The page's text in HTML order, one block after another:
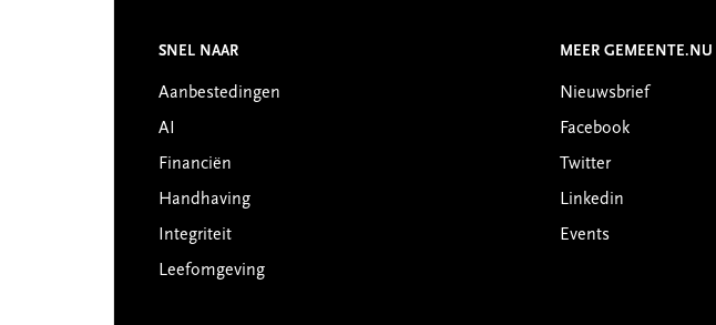
Footer
SNEL NAAR
Aanbestedingen
AI
Financiën
Handhaving
Integriteit
Leefomgeving
MEER GEMEENTE.NU
Nieuwsbrief
Facebook
Twitter
Linkedin
Events